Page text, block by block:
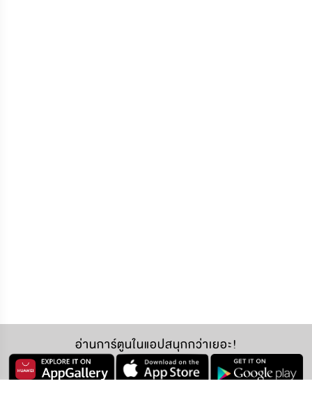
อ่านการ์ตูนในแอปสนุกกว่าเยอะ!